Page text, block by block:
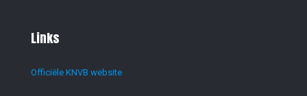
Links
Officiële KNVB website